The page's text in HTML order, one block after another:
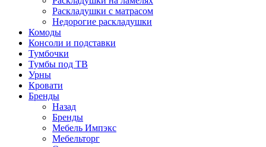
Раскладушки с матрасом
Недорогие раскладушки
Комоды
Консоли и подставки
Тумбочки
Тумбы под ТВ
Урны
Кровати
Бренды
Назад
Бренды
Мебель Импэкс
Мебельторг